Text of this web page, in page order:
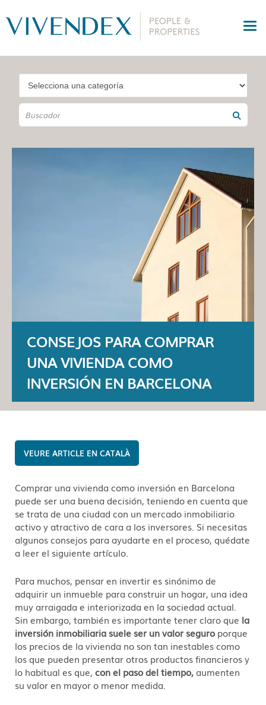
CONSEJOS PARA COMPRAR
UNA VIVIENDA COMO
INVERSIÓN EN BARCELONA
CATALÀ
Comprar una vivienda como inversión en Barcelona
puede ser una buena decisión, teniendo en cuenta que
se trata de una ciudad con un mercado inmobiliario
activo y atractivo de cara a los inversores. Si necesitas
algunos consejos para ayudarte en el proceso, quédate
a leer el siguiente artículo.
Para muchos, pensar en invertir es sinónimo de
adquirir un inmueble para construir un hogar, una idea
muy arraigada e interiorizada en la sociedad actual.
Sin embargo, también es importante tener claro que la
inversión inmobiliaria suele ser un valor seguro porque
los precios de la vivienda no son tan inestables como
los que pueden presentar otros productos financieros y
lo habitual es que, con el paso del tiempo,aumenten
su valor en mayor o menor medida.